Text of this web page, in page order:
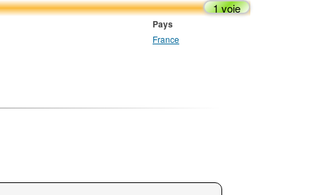
1 voie
Pays
France